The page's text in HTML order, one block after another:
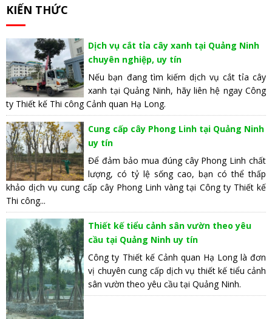
KIẾN THỨC
Dịch vụ cắt tỉa cây xanh tại Quảng Ninh
chuyên nghiệp, uy tín
Nếu bạn đang tìm kiếm dịch vụ cắt tỉa cây
xanh tại Quảng Ninh, hãy liên hệ ngay Công
ty Thiết kế Thi công Cảnh quan Hạ Long.
Cung cấp cây Phong Linh tại Quảng Ninh
uy tín
Để đảm bảo mua đúng cây Phong Linh chất
lượng, có tỷ lệ sống cao, bạn có thể thấp
khảo dịch vụ cung cấp cây Phong Linh vàng tại Công ty Thiết kế
Thi công...
Thiết kế tiểu cảnh sân vườn theo yêu
cầu tại Quảng Ninh uy tín
Công ty Thiết kế Cảnh quan Hạ Long là đơn
vị chuyên cung cấp dịch vụ thiết kế tiểu cảnh
sân vườn theo yêu cầu tại Quảng Ninh.